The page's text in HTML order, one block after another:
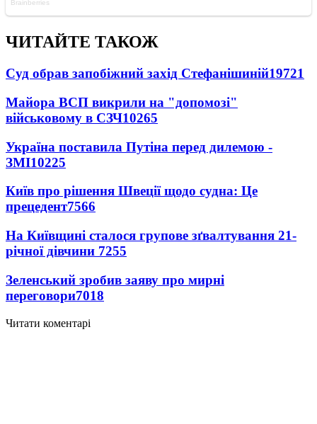
ЧИТАЙТЕ ТАКОЖ
Суд обрав запобіжний захід Стефанішиній19721
Майора ВСП викрили на "допомозі"
військовому в СЗЧ10265
Україна поставила Путіна перед дилемою -
ЗМІ10225
Київ про рішення Швеції щодо судна: Це
прецедент7566
На Київщині сталося групове зґвалтування 21-
річної дівчини 7255
Зеленський зробив заяву про мирні
переговори7018
Читати коментарі